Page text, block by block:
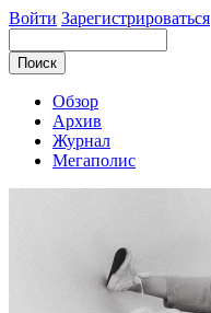
Войти Зарегистрироваться
Обзор
Архив
Журнал
Мегаполис